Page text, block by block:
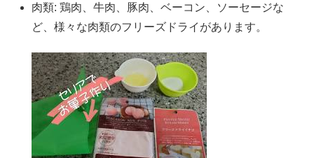
肉類: 鶏肉、牛肉、豚肉、ベーコン、ソーセージな
ど、様々な肉類のフリーズドライがあります。